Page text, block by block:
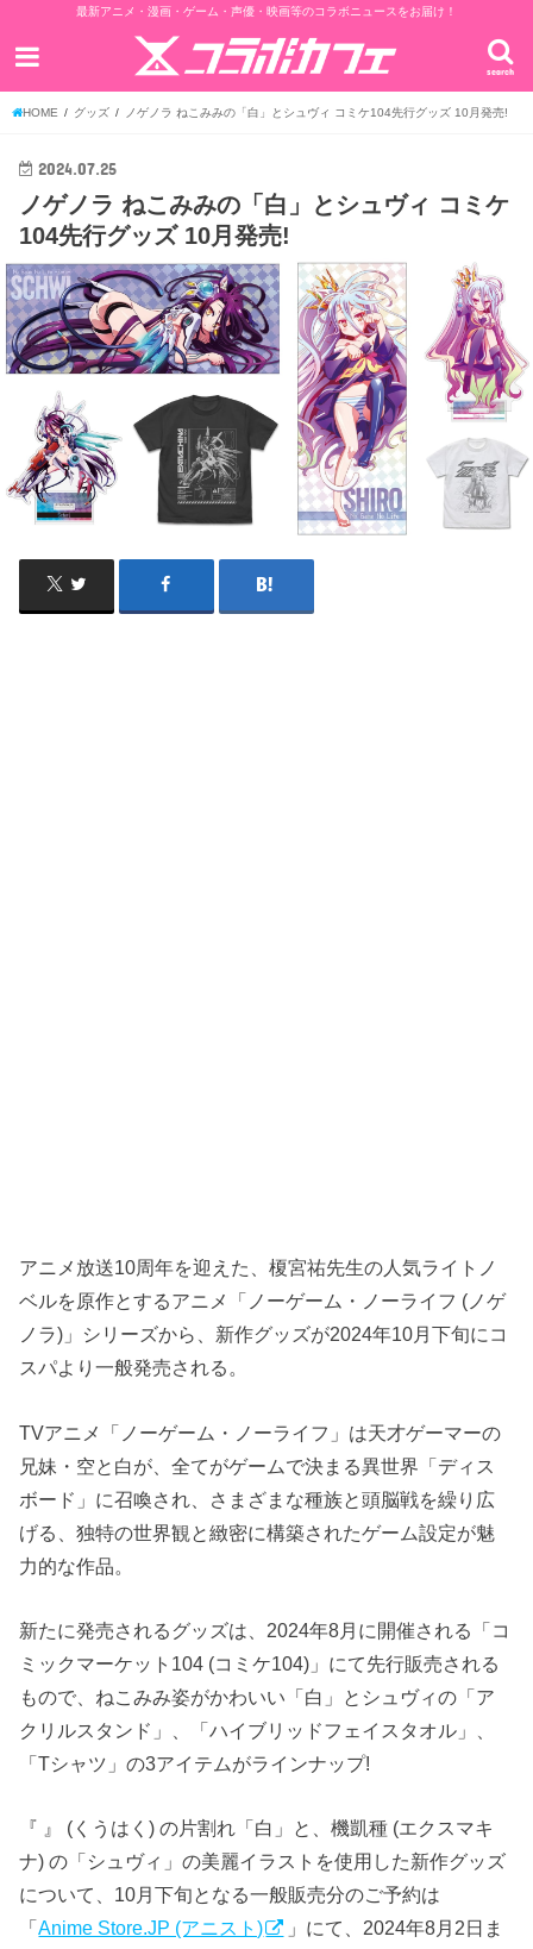
最新アニメ・漫画・ゲーム・声優・映画等のコラボニュースをお届け！
search
HOME グッズ ノゲノラ ねこみみの「白」とシュヴィ コミケ104先行グッズ 10月発売!
2024.07.25
ノゲノラ ねこみみの「白」とシュヴィ コミケ
104先行グッズ 10月発売!
アニメ放送10周年を迎えた、榎宮祐先生の人気ライトノ
ベルを原作とするアニメ「ノーゲーム・ノーライフ (ノゲ
ノラ)」シリーズから、新作グッズが2024年10月下旬にコ
スパより一般発売される。
TVアニメ「ノーゲーム・ノーライフ」は天才ゲーマーの
兄妹・空と白が、全てがゲームで決まる異世界「ディス
ボード」に召喚され、さまざまな種族と頭脳戦を繰り広
げる、独特の世界観と緻密に構築されたゲーム設定が魅
力的な作品。
新たに発売されるグッズは、2024年8月に開催される「コ
ミックマーケット104 (コミケ104)」にて先行販売される
もので、ねこみみ姿がかわいい「白」とシュヴィの「ア
クリルスタンド」、「ハイブリッドフェイスタオル」、
「Tシャツ」の3アイテムがラインナップ!
『 』 (くうはく) の片割れ「白」と、機凱種 (エクスマキ
ナ) の「シュヴィ」の美麗イラストを使用した新作グッズ
について、10月下旬となる一般販売分のご予約は
「Anime Store.JP (アニスト)
」にて、2024年8月2日ま